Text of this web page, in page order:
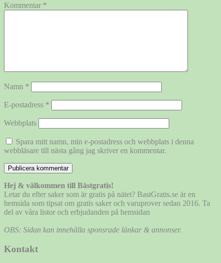
Kommentar *
Namn *
E-postadress *
Webbplats
Spara mitt namn, min e-postadress och webbplats i denna
webbläsare till nästa gång jag skriver en kommentar.
Hej & välkommen till Bästgratis!
Letar du efter saker som är gratis på nätet? BastGratis.se är en
hemsida som tipsat om gratis saker och varuprover sedan 2016. Ta
del av våra listor och erbjudanden på hemsidan
OBS: Sidan kan innehålla sponsrade länkar & annonser.
Kontakt